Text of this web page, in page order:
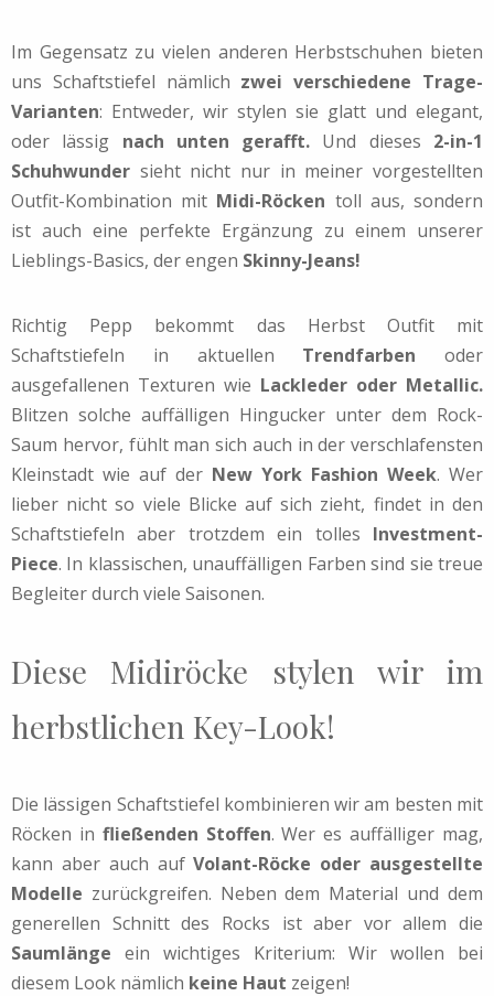
Im Gegensatz zu vielen anderen Herbstschuhen bieten
uns Schaftstiefel nämlich zwei verschiedene Trage-
Varianten: Entweder, wir stylen sie glatt und elegant,
oder lässig nach unten gerafft. Und dieses 2-in-1
Schuhwunder sieht nicht nur in meiner vorgestellten
Outfit-Kombination mit Midi-Röcken toll aus, sondern
ist auch eine perfekte Ergänzung zu einem unserer
Lieblings-Basics, der engen Skinny-Jeans!
Richtig Pepp bekommt das Herbst Outfit mit
Schaftstiefeln in aktuellen Trendfarben oder
ausgefallenen Texturen wie Lackleder oder Metallic.
Blitzen solche auffälligen Hingucker unter dem Rock-
Saum hervor, fühlt man sich auch in der verschlafensten
Kleinstadt wie auf der New York Fashion Week. Wer
lieber nicht so viele Blicke auf sich zieht, findet in den
Schaftstiefeln aber trotzdem ein tolles Investment-
Piece. In klassischen, unauffälligen Farben sind sie treue
Begleiter durch viele Saisonen.
Diese Midiröcke stylen wir im
herbstlichen Key-Look!
Die lässigen Schaftstiefel kombinieren wir am besten mit
Röcken in fließenden Stoffen. Wer es auffälliger mag,
kann aber auch aufVolant-Röcke oder ausgestellte
Modelle zurückgreifen. Neben dem Material und dem
generellen Schnitt des Rocks ist aber vor allem die
Saumlänge ein wichtiges Kriterium: Wir wollen bei
diesem Look nämlich keine Haut zeigen!